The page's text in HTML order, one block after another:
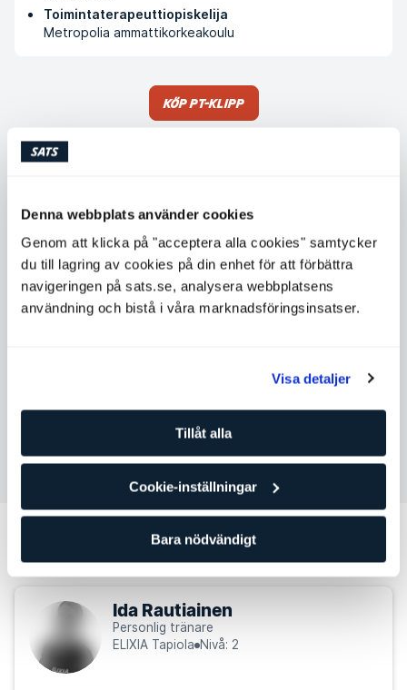
Denna webbplats använder cookies
Genom att klicka på "acceptera alla cookies" samtycker
du till lagring av cookies på din enhet för att förbättra
navigeringen på sats.se, analysera webbplatsens
användning och bistå i våra marknadsföringsinsatser.
Visa detaljer
Tillåt alla
Cookie-inställningar
Bara nödvändigt
Toimintaterapeuttiopiskelija
Metropolia ammattikorkeakoulu
Köp PT-klipp
Måndag
Tisdag
Ej tillgänglig
Onsdag
08:00 - 20:00
Torsdag
Ej tillgänglig
Kontakta Daniela Kumpulainen
Andra personliga tränare som kan
passa för dig
Ida Rautiainen
Personlig tränare
ELIXIA Tapiola Nivå: 2